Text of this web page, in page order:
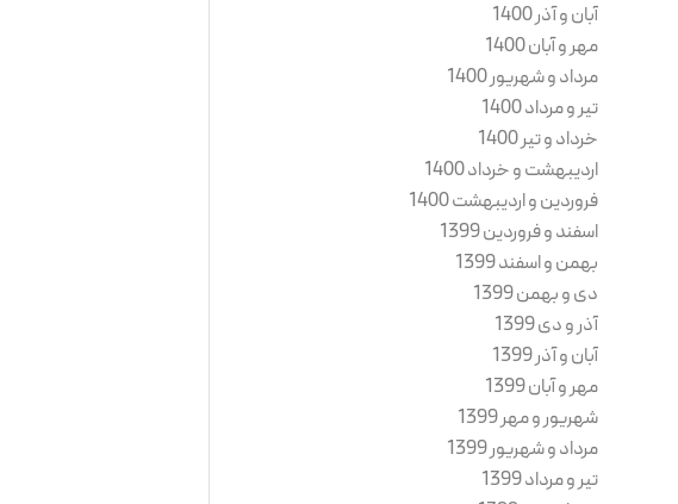
آبان و آذر 1400
مهر و آبان 1400
مرداد و شهریور 1400
تیر و مرداد 1400
خرداد و تیر 1400
اردیبهشت و خرداد 1400
فروردین و اردیبهشت 1400
اسفند و فروردین 1399
بهمن و اسفند 1399
دی و بهمن 1399
آذر و دی 1399
آبان و آذر 1399
مهر و آبان 1399
شهریور و مهر 1399
مرداد و شهریور 1399
تیر و مرداد 1399